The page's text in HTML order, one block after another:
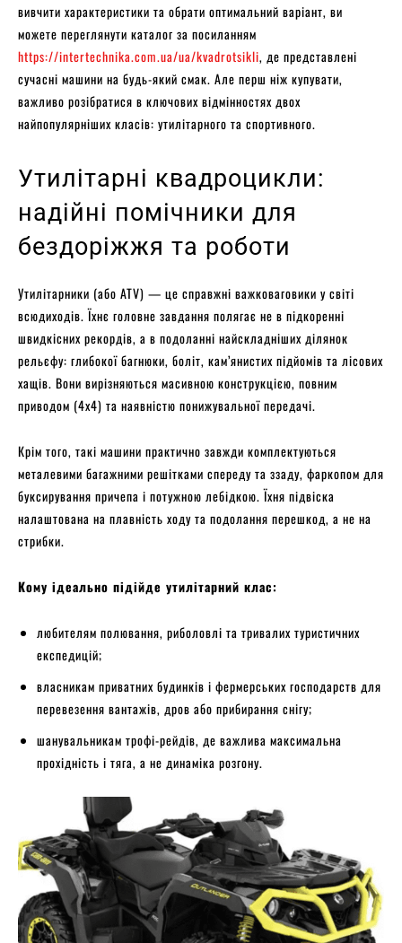
вивчити характеристики та обрати оптимальний варіант, ви
можете переглянути каталог за посиланням
https://intertechnika.com.ua/ua/kvadrotsikli, де представлені
сучасні машини на будь-який смак. Але перш ніж купувати,
важливо розібратися в ключових відмінностях двох
найпопулярніших класів: утилітарного та спортивного.
Утилітарні квадроцикли:
надійні помічники для
бездоріжжя та роботи
Утилітарники (або ATV) — це справжні важковаговики у світі
всюдиходів. Їхнє головне завдання полягає не в підкоренні
швидкісних рекордів, а в подоланні найскладніших ділянок
рельєфу: глибокої багнюки, боліт, кам’янистих підйомів та лісових
хащів. Вони вирізняються масивною конструкцією, повним
приводом (4х4) та наявністю понижувальної передачі.
Крім того, такі машини практично завжди комплектуються
металевими багажними решітками спереду та ззаду, фаркопом для
буксирування причепа і потужною лебідкою. Їхня підвіска
налаштована на плавність ходу та подолання перешкод, а не на
стрибки.
Кому ідеально підійде утилітарний клас:
любителям полювання, риболовлі та тривалих туристичних
експедицій;
власникам приватних будинків і фермерських господарств для
перевезення вантажів, дров або прибирання снігу;
шанувальникам трофі-рейдів, де важлива максимальна
прохідність і тяга, а не динаміка розгону.